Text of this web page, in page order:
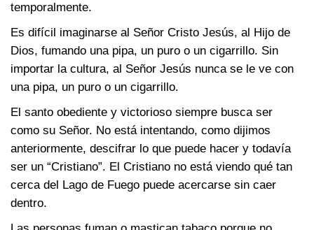
temporalmente.
Es difícil imaginarse al Señor Cristo Jesús, al Hijo de
Dios, fumando una pipa, un puro o un cigarrillo. Sin
importar la cultura, al Señor Jesús nunca se le ve con
una pipa, un puro o un cigarrillo.
El santo obediente y victorioso siempre busca ser
como su Señor. No está intentando, como dijimos
anteriormente, descifrar lo que puede hacer y todavía
ser un “Cristiano”. El Cristiano no está viendo qué tan
cerca del Lago de Fuego puede acercarse sin caer
dentro.